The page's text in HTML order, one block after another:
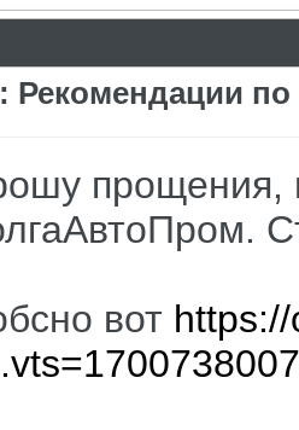
Рекомендации
прощения,
вот